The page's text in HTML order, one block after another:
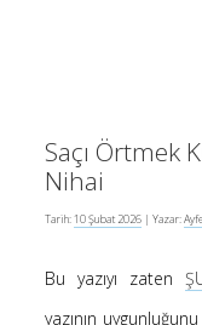
Son Yazılar
10 Şubat 2026
Saçı Örtmek
Nihai
Tarih:10 Şubat 2026 | Yazar:
Bu yazıyı zaten
yazının